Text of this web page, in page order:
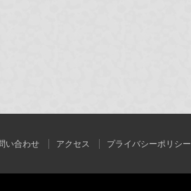
い合わせ アクセス プライバシーポリシー